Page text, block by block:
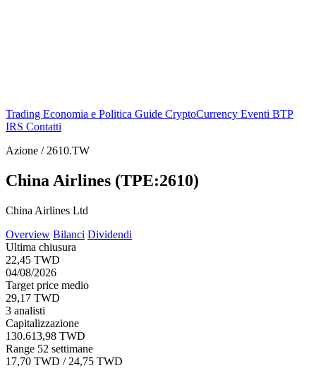
Trading Economia e Politica Guide CryptoCurrency Eventi BTP
IRS Contatti
Azione / 2610.TW
China Airlines (TPE:2610)
China Airlines Ltd
Overview Bilanci Dividendi
Ultima chiusura
22,45 TWD
04/08/2026
Target price medio
29,17 TWD
3 analisti
Capitalizzazione
130.613,98 TWD
Range 52 settimane
17,70 TWD / 24,75 TWD